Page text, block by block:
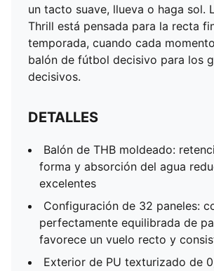
un tacto suave, llueva o haga sol.
Thrill está pensada para la recta
temporada, cuando cada
balón de fútbol decisivo para los
decisivos.
DETALLES
Balón de THB moldeado:
forma y absorción del agua
excelentes
Configuración de 32 paneles:
perfectamente equilibrada de
favorece un vuelo recto y
Exterior de PU texturizado de